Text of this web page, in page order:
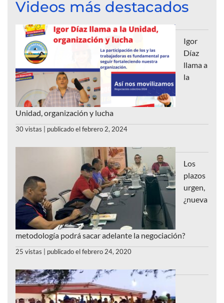
Videos más destacados
Igor
Díaz
llama a
la
Unidad, organización y lucha
30 vistas publicado el febrero 2, 2024
Los
plazos
urgen,
¿nueva
metodología podrá sacar adelante la negociación?
25 vistas publicado el febrero 24, 2020